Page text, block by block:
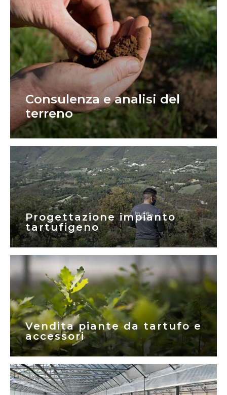
Consulenza e analisi del
terreno
Progettazione impianto
tartufigeno
Vendita piante da tartufo e
accessori